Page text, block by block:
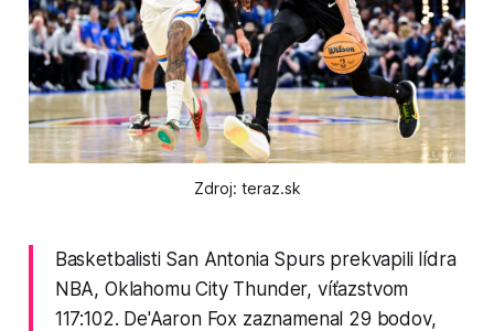
Zdroj: teraz.sk
Basketbalisti San Antonia Spurs prekvapili lídra
NBA, Oklahomu City Thunder, víťazstvom
117:102. De'Aaron Fox zaznamenal 29 bodov,